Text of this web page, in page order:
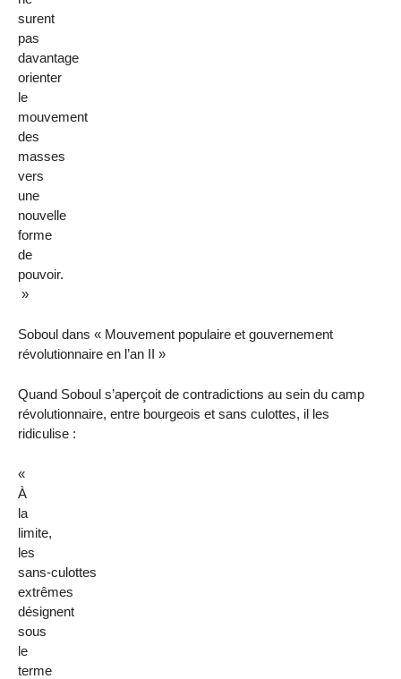
surent
pas
davantage
orienter
le
mouvement
des
masses
vers
une
nouvelle
forme
de
pouvoir.
»
Soboul dans « Mouvement populaire et gouvernement
révolutionnaire en l’an II »
Quand Soboul s’aperçoit de contradictions au sein du camp
révolutionnaire, entre bourgeois et sans culottes, il les
ridiculise :
«
À
la
limite,
les
sans-culottes
extrêmes
désignent
sous
le
terme